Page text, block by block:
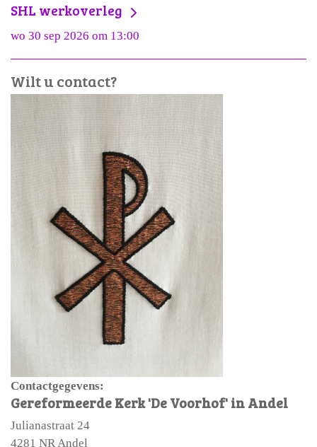
SHL werkoverleg
wo 30 sep 2026 om 13:00
Wilt u contact?
Contactgegevens:
Gereformeerde Kerk 'De Voorhof' in Andel
Julianastraat 24
4281 NR Andel